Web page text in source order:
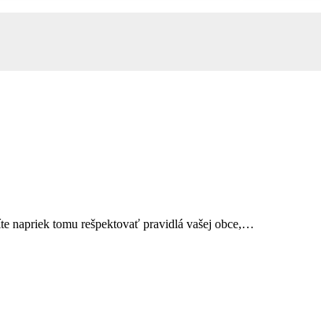
napriek tomu rešpektovať pravidlá vašej obce,…